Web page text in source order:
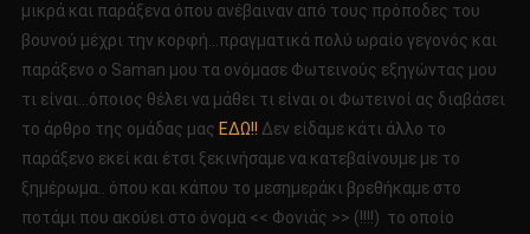
μικρά και παράξενα όπου ανέβαιναν από τους πρόποδες του
βουνού μέχρι την κορφή…πραγματικά πολύ ωραίο γεγονός και
παράξενο ο Saman μου τα ονόμασε Φωτεινούς εξηγώντας μου
τι είναι…όποιος θέλει να μάθει τι είναι οι Φωτεινοί ας διαβάσει
το άρθρο της ομάδας μας ΕΔΩ!! Δεν είδαμε κάτι άλλο το
παράξενο εκεί και έτσι ξεκινήσαμε να κατεβαίνουμε με το
ξημέρωμα.. όπου και κάπου το μεσημεράκι βρεθήκαμε στο
ποτάμι που ακούει στο όνομα << Φονιάς >> (!!!!) το οποίο